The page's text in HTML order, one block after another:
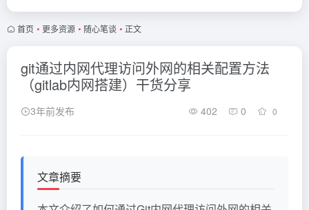
首页 • 更多资源 • 随心笔谈 • 正文
git通过内网代理访问外网的相关配置方法
（gitlab内网搭建）干货分享
3年前发布 402 0 0
文章摘要